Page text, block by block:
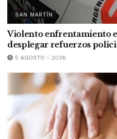
SAN MARTÍN
Violento enfrentamiento
desplegar refuerzos
5 AGOSTO - 2026